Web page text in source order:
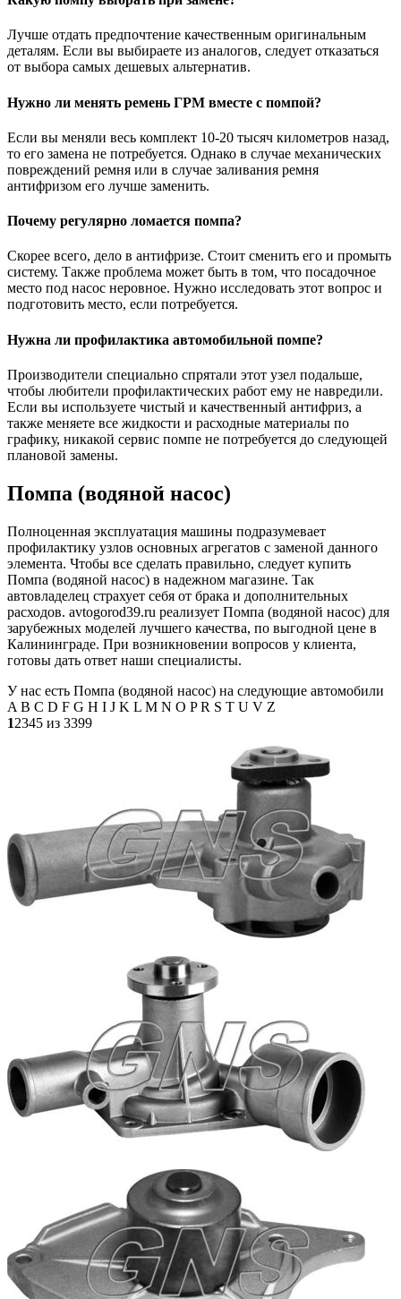
Лучше отдать предпочтение качественным оригинальным
деталям. Если вы выбираете из аналогов, следует отказаться
от выбора самых дешевых альтернатив.
Нужно ли менять ремень ГРМ вместе с помпой?
Если вы меняли весь комплект 10-20 тысяч километров назад,
то его замена не потребуется. Однако в случае механических
повреждений ремня или в случае заливания ремня
антифризом его лучше заменить.
Почему регулярно ломается помпа?
Скорее всего, дело в антифризе. Стоит сменить его и промыть
систему. Также проблема может быть в том, что посадочное
место под насос неровное. Нужно исследовать этот вопрос и
подготовить место, если потребуется.
Нужна ли профилактика автомобильной помпе?
Производители специально спрятали этот узел подальше,
чтобы любители профилактических работ ему не навредили.
Если вы используете чистый и качественный антифриз, а
также меняете все жидкости и расходные материалы по
графику, никакой сервис помпе не потребуется до следующей
плановой замены.
Помпа (водяной насос)
Полноценная эксплуатация машины подразумевает
профилактику узлов основных агрегатов с заменой данного
элемента. Чтобы все сделать правильно, следует купить
Помпа (водяной насос) в надежном магазине. Так
автовладелец страхует себя от брака и дополнительных
расходов. avtogorod39.ru реализует Помпа (водяной насос) для
зарубежных моделей лучшего качества, по выгодной цене в
Калининграде. При возникновении вопросов у клиента,
готовы дать ответ наши специалисты.
У нас есть Помпа (водяной насос) на следующие автомобили
A B C D F G H I J K L M N O P R S T U V Z
12345 из 3399